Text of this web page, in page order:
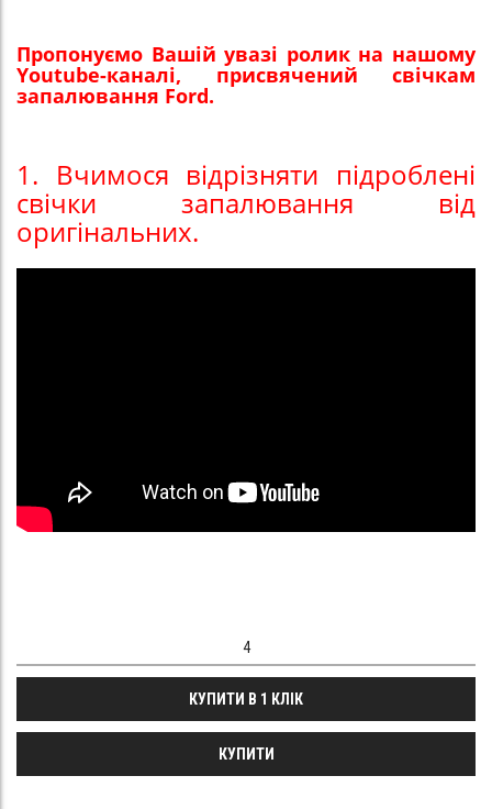
Пропонуємо Вашій увазі ролик на нашому
Youtube-каналі, присвячений свічкам
запалювання Ford.
1. Вчимося відрізняти підроблені
свічки запалювання від
оригінальних.
КУПИТИ В 1 КЛІК
КУПИТИ